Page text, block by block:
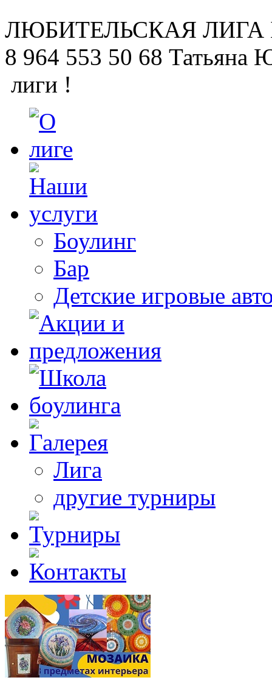
ЛЮБИТЕЛЬСКАЯ ЛИГА
8 964 553 50 68 Татьяна
лиги !
Боулинг
Бар
Детские игровые
Лига
другие турниры